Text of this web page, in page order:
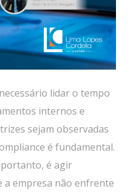
lidar o tempo
internos e
sejam observadas
é fundamental.
é agir
a empresa não enfrente